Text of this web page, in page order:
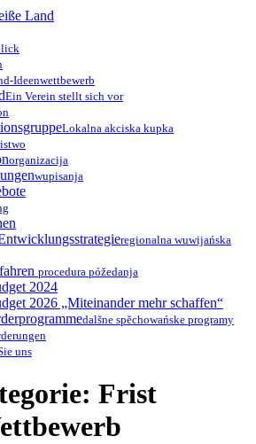
Ideenwettbewerb
Ein Verein stellt sich vor
Lokalna akciska kupka
organizacija
wupisanja
regionalna wuwijańska
procedura póžedanja
2024
2026 „Miteinander mehr schaffen“
dalšne spěchowańske programy
uns
Frist